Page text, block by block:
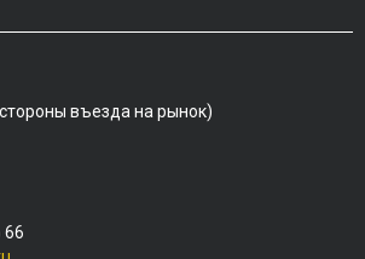
въезда на рынок)
66